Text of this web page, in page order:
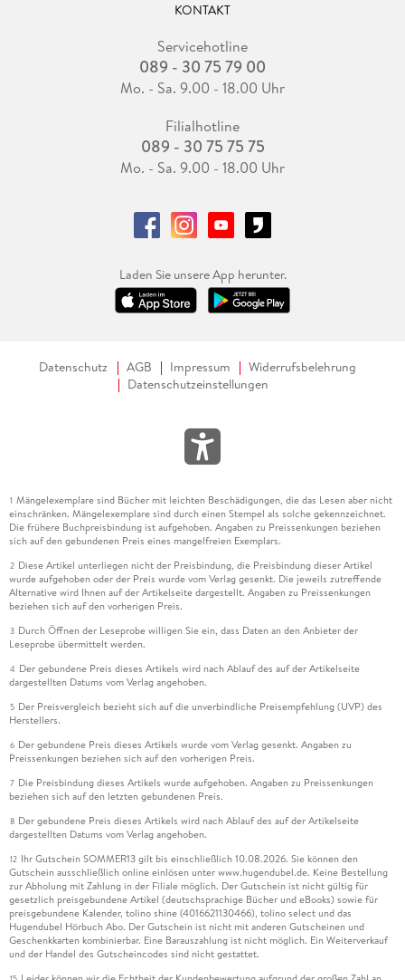
KONTAKT
Servicehotline
089 - 30 75 79 00
Mo. - Sa. 9.00 - 18.00 Uhr
Filialhotline
089 - 30 75 75 75
Mo. - Sa. 9.00 - 18.00 Uhr
Laden Sie unsere App herunter.
Datenschutz AGB Impressum
Widerrufsbelehrung
Datenschutzeinstellungen
1 Mängelexemplare sind Bücher mit leichten Beschädigungen, die das Lesen aber nicht
einschränken. Mängelexemplare sind durch einen Stempel als solche gekennzeichnet.
Die frühere Buchpreisbindung ist aufgehoben. Angaben zu Preissenkungen beziehen
sich auf den gebundenen Preis eines mangelfreien Exemplars.
2 Diese Artikel unterliegen nicht der Preisbindung, die Preisbindung dieser Artikel
wurde aufgehoben oder der Preis wurde vom Verlag gesenkt. Die jeweils zutreffende
Alternative wird Ihnen auf der Artikelseite dargestellt. Angaben zu Preissenkungen
beziehen sich auf den vorherigen Preis.
3 Durch Öffnen der Leseprobe willigen Sie ein, dass Daten an den Anbieter der
Leseprobe übermittelt werden.
4 Der gebundene Preis dieses Artikels wird nach Ablauf des auf der Artikelseite
dargestellten Datums vom Verlag angehoben.
5 Der Preisvergleich bezieht sich auf die unverbindliche Preisempfehlung (UVP) des
Herstellers.
6 Der gebundene Preis dieses Artikels wurde vom Verlag gesenkt. Angaben zu
Preissenkungen beziehen sich auf den vorherigen Preis.
7 Die Preisbindung dieses Artikels wurde aufgehoben. Angaben zu Preissenkungen
beziehen sich auf den letzten gebundenen Preis.
8 Der gebundene Preis dieses Artikels wird nach Ablauf des auf der Artikelseite
dargestellten Datums vom Verlag angehoben.
12 Ihr Gutschein SOMMER13 gilt bis einschließlich 10.08.2026. Sie können den
Gutschein ausschließlich online einlösen unter www.hugendubel.de. Keine Bestellung
zur Abholung mit Zahlung in der Filiale möglich. Der Gutschein ist nicht gültig für
gesetzlich preisgebundene Artikel (deutschsprachige Bücher und eBooks) sowie für
preisgebundene Kalender, tolino shine (4016621130466), tolino select und das
Hugendubel Hörbuch Abo. Der Gutschein ist nicht mit anderen Gutscheinen und
Geschenkkarten kombinierbar. Eine Barauszahlung ist nicht möglich. Ein Weiterverkauf
und der Handel des Gutscheincodes sind nicht gestattet.